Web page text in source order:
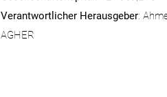
Verantwortlicher Herausgeber:
AGHER